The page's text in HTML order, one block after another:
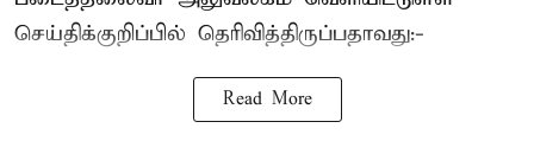
செய்திக்குறிப்பில் தெரிவித்திருப்பதாவது:-
Read More